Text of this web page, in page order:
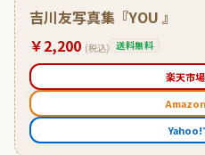
吉川友写真集『YOU 』
￥2,200 (税込) 送料無料
楽天市
Yahoo!